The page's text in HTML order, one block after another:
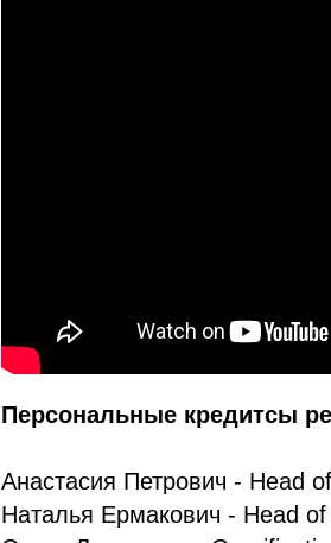
Персональные кредитсы
Анастасия Петрович - Head
Наталья Ермакович - Head